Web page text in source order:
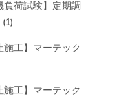
荷試験】定期調
(1)
施工】マーテック
施工】マーテック